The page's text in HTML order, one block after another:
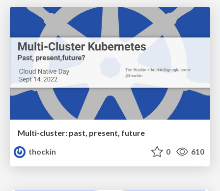
Multi-cluster: past, present, future
thockin
0 610